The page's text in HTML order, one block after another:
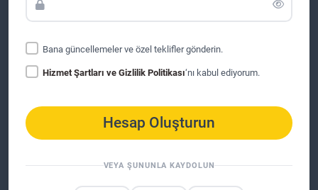
Bana güncellemeler ve özel teklifler gönderin.
Hizmet Şartları ve Gizlilik Politikası‘nı kabul ediyorum.
Hesap Oluşturun
VEYA ŞUNUNLA KAYDOLUN